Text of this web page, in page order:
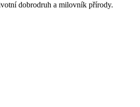
dobrodruh a milovník přírody.